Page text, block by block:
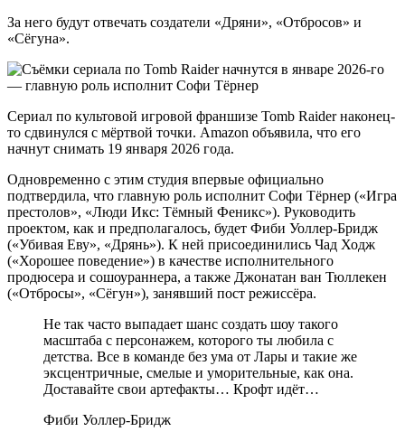
За него будут отвечать создатели «Дряни», «Отбросов» и
«Сёгуна».
Сериал по культовой игровой франшизе Tomb Raider наконец-
то сдвинулся с мёртвой точки. Amazon объявила, что его
начнут снимать 19 января 2026 года.
Одновременно с этим студия впервые официально
подтвердила, что главную роль исполнит Софи Тёрнер («Игра
престолов», «Люди Икс: Тёмный Феникс»). Руководить
проектом, как и предполагалось, будет Фиби Уоллер-Бридж
(«Убивая Еву», «Дрянь»). К ней присоединились Чад Ходж
(«Хорошее поведение») в качестве исполнительного
продюсера и сошоураннера, а также Джонатан ван Тюллекен
(«Отбросы», «Сёгун»), занявший пост режиссёра.
Не так часто выпадает шанс создать шоу такого
масштаба с персонажем, которого ты любила с
детства. Все в команде без ума от Лары и такие же
эксцентричные, смелые и уморительные, как она.
Доставайте свои артефакты… Крофт идёт…
Фиби Уоллер-Бридж